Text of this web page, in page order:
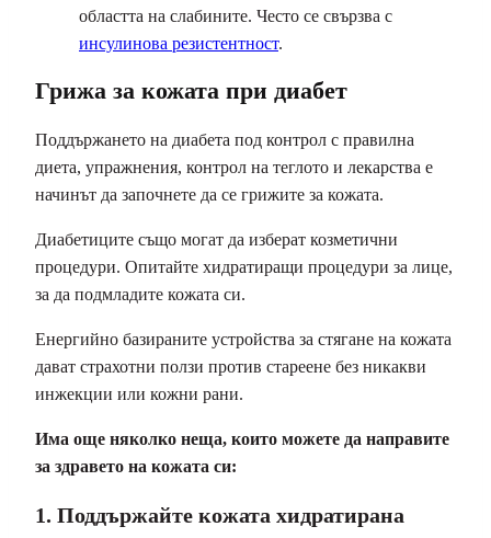
областта на слабините. Често се свързва с
инсулинова резистентност.
Грижа за кожата при диабет
Поддържането на диабета под контрол с правилна
диета, упражнения, контрол на теглото и лекарства е
начинът да започнете да се грижите за кожата.
Диабетиците също могат да изберат козметични
процедури. Опитайте хидратиращи процедури за лице,
за да подмладите кожата си.
Енергийно базираните устройства за стягане на кожата
дават страхотни ползи против стареене без никакви
инжекции или кожни рани.
Има още няколко неща, които можете да направите
за здравето на кожата си:
1. Поддържайте кожата хидратирана